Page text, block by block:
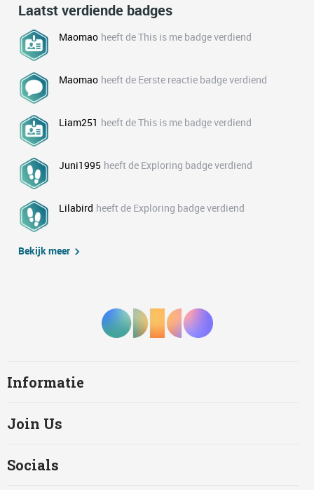
Laatst verdiende badges
Maomao heeft de This is me badge verdiend
Maomao heeft de Eerste reactie badge verdiend
Liam251 heeft de This is me badge verdiend
Juni1995 heeft de Exploring badge verdiend
Lilabird heeft de Exploring badge verdiend
Bekijk meer
Informatie
Join Us
Socials